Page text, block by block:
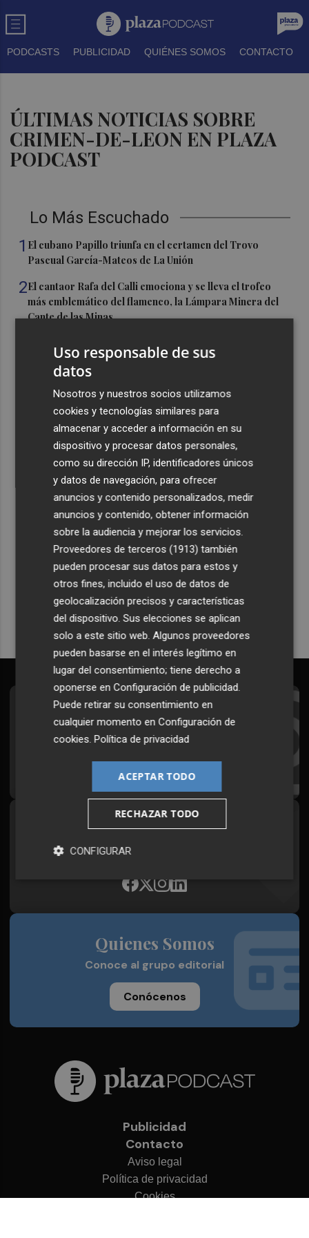
PODCASTS PUBLICIDAD QUIÉNES SOMOS CONTACTO
ÚLTIMAS NOTICIAS SOBRE
CRIMEN-DE-LEON EN PLAZA
PODCAST
Lo Más Escuchado
1 El cubano Papillo triunfa en el certamen del Trovo
Pascual García-Mateos de La Unión
2El cantaor Rafa del Calli emociona y se lleva el trofeo
más emblemático del flamenco, la Lámpara Minera del
Cante de las Minas
con una victoria contra el Galatasaray
Kiat Lim preside por primera vez un partido en Mestalla
Recibe toda la actualidad de
Plaza Podcast en tu correo
Quiero suscribirme
Suscríbete al Boletín
Todos los días a primera hora en tu email
Síguenos en redes
Plaza Podcast, desde cualquier medio
Quienes Somos
Conoce al grupo editorial
Conócenos
Publicidad
Contacto
Aviso legal
Política de privacidad
Cookies
Uso responsable de sus
datos
Nosotros y nuestros socios utilizamos
cookies y tecnologías similares para
almacenar y acceder a información en su
dispositivo y procesar datos personales,
como su dirección IP, identificadores únicos
y datos de navegación, para ofrecer
anuncios y contenido personalizados, medir
anuncios y contenido, obtener información
sobre la audiencia y mejorar los servicios.
Proveedores de terceros (1913) también
pueden procesar sus datos para estos y
otros fines, incluido el uso de datos de
geolocalización precisos y características
del dispositivo. Sus elecciones se aplican
solo a este sitio web. Algunos proveedores
pueden basarse en el interés legítimo en
lugar del consentimiento; tiene derecho a
oponerse enConfiguración de publicidad.
Puede retirar su consentimiento en
cualquier momento enConfiguración de
cookies.Política de privacidad
ACEPTAR TODO
RECHAZAR TODO
CONFIGURAR